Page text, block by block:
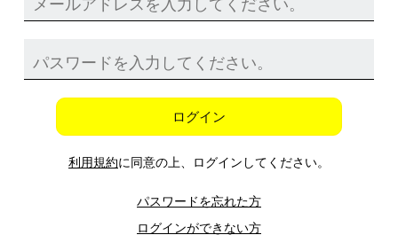
ログイン
利用規約に同意の上、ログインしてください。
パスワードを忘れた方
ログインができない方